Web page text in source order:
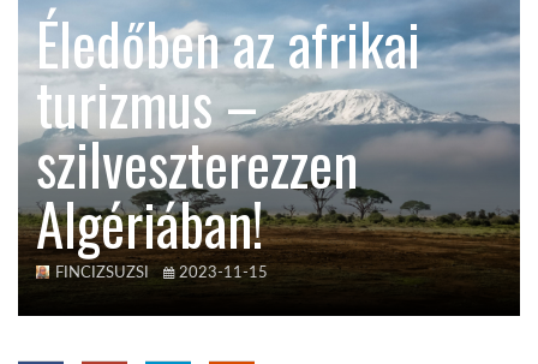
KÖZEL-KELET
AUSZTRÁLIA
A VILÁG ITTHON
Éledőben az afrikai
turizmus –
szilveszterezzen
Algériában!
FINCIZSUZSI 2023-11-15